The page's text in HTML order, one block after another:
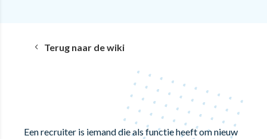
Terug naar de wiki
Een recruiter is iemand die als functie heeft om nieuw